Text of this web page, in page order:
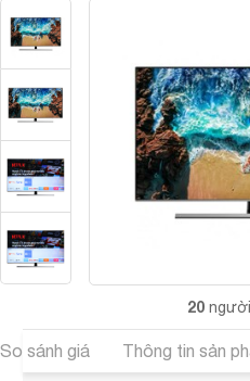
20
So sánh giá Thông tin sản